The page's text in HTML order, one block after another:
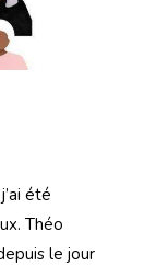
été
Théo
le jour